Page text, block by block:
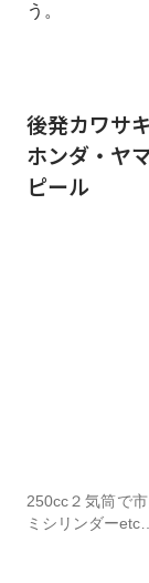
う。
後発カワサ
ホンダ・ヤ
ピール
250cc２気筒で
ミシリンダー